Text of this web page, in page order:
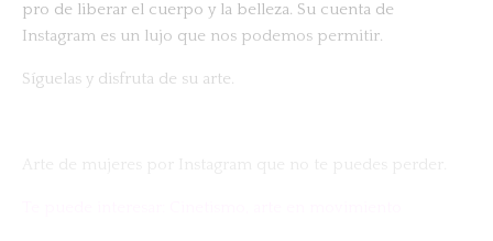
pro de liberar el cuerpo y la belleza. Su cuenta de
Instagram es un lujo que nos podemos permitir.
Síguelas y disfruta de su arte.
Arte de mujeres por Instagram que no te puedes perder.